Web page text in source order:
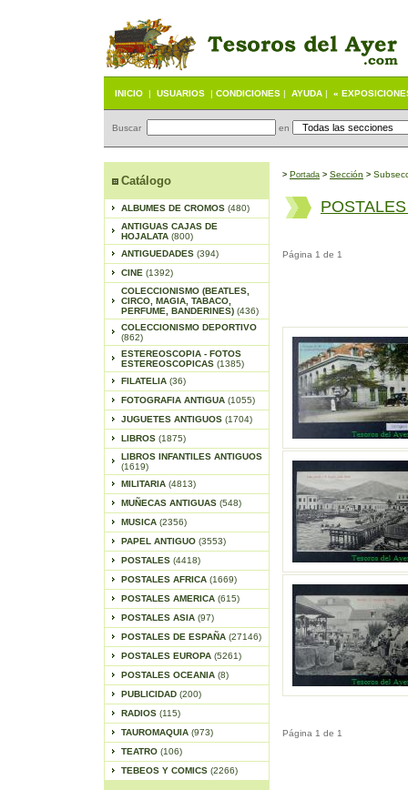
INICIO | USUARIOS | CONDICIONES | AYUDA | «
Buscar en
Catálogo
ALBUMES DE CROMOS (480)
ANTIGUAS CAJAS DE
HOJALATA (800)
ANTIGUEDADES (394)
CINE (1392)
COLECCIONISMO (BEATLES,
CIRCO, MAGIA, TABACO,
PERFUME, BANDERINES) (436)
COLECCIONISMO DEPORTIVO
(862)
ESTEREOSCOPIA - FOTOS
ESTEREOSCOPICAS (1385)
FILATELIA (36)
FOTOGRAFIA ANTIGUA (1055)
JUGUETES ANTIGUOS (1704)
LIBROS (1875)
LIBROS INFANTILES ANTIGUOS
(1619)
MILITARIA (4813)
MUÑECAS ANTIGUAS (548)
MUSICA (2356)
PAPEL ANTIGUO (3553)
POSTALES (4418)
POSTALES AFRICA (1669)
POSTALES AMERICA (615)
POSTALES ASIA (97)
POSTALES DE ESPAÑA (27146)
POSTALES EUROPA (5261)
POSTALES OCEANIA (8)
PUBLICIDAD (200)
RADIOS (115)
TAUROMAQUIA (973)
TEATRO (106)
TEBEOS Y COMICS (2266)
> Portada > Sección >
Página 1 de 1
Página 1 de 1